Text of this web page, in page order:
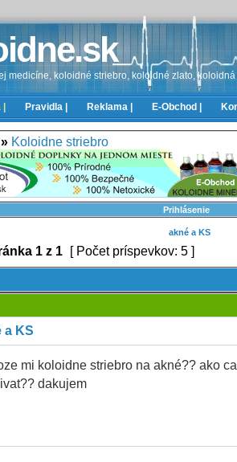
medicíne, koloidné striebro, koloidné zlato,
Pravidla | Reklama | E-Obchod |
» Koloidne striebro
Prihlásenie
akné a KS
1 z 1 [ Počet príspevkov: 5 ]
a KS
mi koloidne striebro na akné?? ako
dakujem